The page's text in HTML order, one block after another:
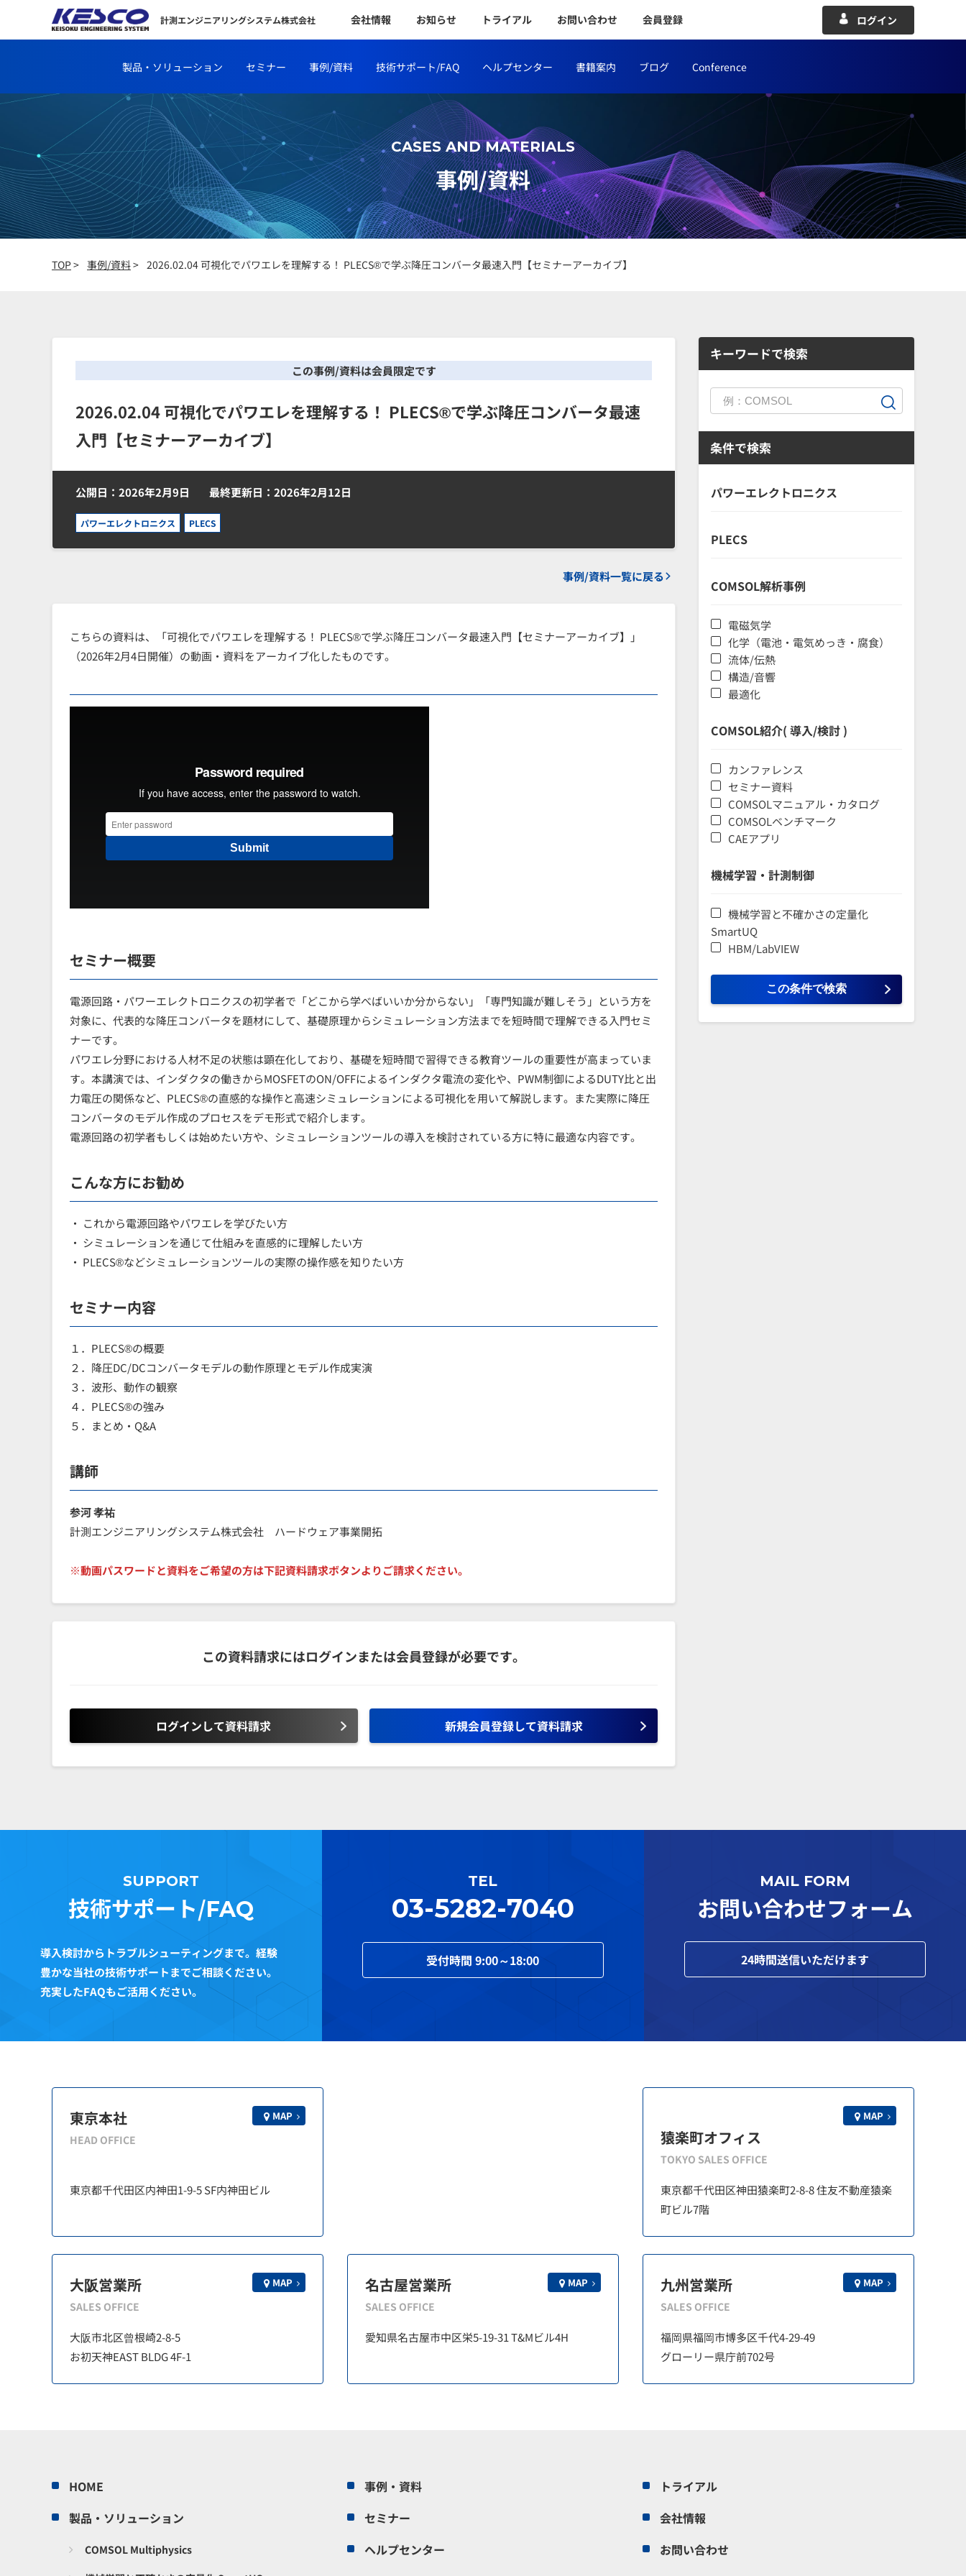
計測エンジニアリングシステム株式会社 会社情報 お知らせ トライアル お問い合わせ 会員登録 ログイン
製品・ソリューション セミナー 事例/資料 技術サポート/FAQ ヘルプセンター 書籍案内 ブログ Conference
CASES AND MATERIALS
事例/資料
TOP> 事例/資料> 2026.02.04 可視化でパワエレを理解する！ PLECS®で学ぶ降圧コンバータ最速入門【セミナーアーカイブ】
この事例/資料は会員限定です
2026.02.04 可視化でパワエレを理解する！ PLECS®で学ぶ降圧コンバータ最速
入門【セミナーアーカイブ】
公開日：2026年2月9日 最終更新日：2026年2月12日
パワーエレクトロニクス PLECS
事例/資料一覧に戻る
こちらの資料は、「可視化でパワエレを理解する！ PLECS®で学ぶ降圧コンバータ最速入門【セミナーアーカイブ】」
（2026年2月4日開催）の動画・資料をアーカイブ化したものです。
セミナー概要
電源回路・パワーエレクトロニクスの初学者で「どこから学べばいいか分からない」「専門知識が難しそう」という方を
対象に、代表的な降圧コンバータを題材にして、基礎原理からシミュレーション方法までを短時間で理解できる入門セミ
ナーです。
パワエレ分野における人材不足の状態は顕在化しており、基礎を短時間で習得できる教育ツールの重要性が高まっていま
す。本講演では、インダクタの働きからMOSFETのON/OFFによるインダクタ電流の変化や、PWM制御によるDUTY比と出
力電圧の関係など、PLECS®の直感的な操作と高速シミュレーションによる可視化を用いて解説します。また実際に降圧
コンバータのモデル作成のプロセスをデモ形式で紹介します。
電源回路の初学者もしくは始めたい方や、シミュレーションツールの導入を検討されている方に特に最適な内容です。
こんな方にお勧め
・ これから電源回路やパワエレを学びたい方
・ シミュレーションを通じて仕組みを直感的に理解したい方
・ PLECS®などシミュレーションツールの実際の操作感を知りたい方
セミナー内容
１．PLECS®の概要
２．降圧DC/DCコンバータモデルの動作原理とモデル作成実演
３．波形、動作の観察
４．PLECS®の強み
５．まとめ・Q&A
講師
参河 孝祐
計測エンジニアリングシステム株式会社 ハードウェア事業開拓
※動画パスワードと資料をご希望の方は下記資料請求ボタンよりご請求ください。
この資料請求にはログインまたは会員登録が必要です。
ログインして資料請求 新規会員登録して資料請求
キーワードで検索
条件で検索
パワーエレクトロニクス
PLECS
COMSOL解析事例
電磁気学
化学（電池・電気めっき・腐食）
流体/伝熱
構造/音響
最適化
COMSOL紹介( 導入/検討 )
カンファレンス
セミナー資料
COMSOLマニュアル・カタログ
COMSOLベンチマーク
CAEアプリ
機械学習・計測制御
機械学習と不確かさの定量化
SmartUQ
HBM/LabVIEW
SUPPORT
技術サポート/FAQ
導入検討からトラブルシューティングまで。経験
豊かな当社の技術サポートまでご相談ください。
充実したFAQもご活用ください。
TEL
03-5282-7040
受付時間9:00～18:00
MAIL FORM
お問い合わせフォーム
24時間送信いただけます
東京本社
HEAD OFFICE
MAP
東京都千代田区内神田1-9-5 SF内神田ビル
猿楽町オフィス
TOKYO SALES OFFICE
MAP
東京都千代田区神田猿楽町2-8-8 住友不動産猿楽
町ビル7階
大阪営業所
SALES OFFICE
MAP
大阪市北区曾根崎2-8-5
お初天神EAST BLDG 4F-1
名古屋営業所
SALES OFFICE
MAP
愛知県名古屋市中区栄5-19-31 T&Mビル4H
九州営業所
SALES OFFICE
MAP
福岡県福岡市博多区千代4-29-49
グローリー県庁前702号
HOME
製品・ソリューション
COMSOL Multiphysics
事例・資料
セミナー
ヘルプセンター
トライアル
会社情報
お問い合わせ